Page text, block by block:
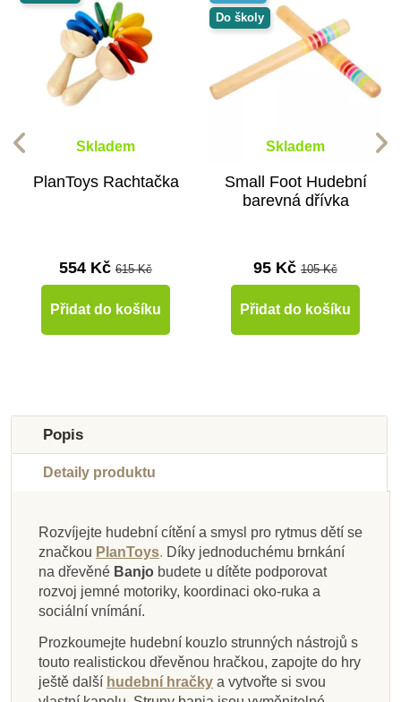
Skladem
PlanToys Rachtačka
554 Kč 615 Kč
Přidat do košíku
Do školy
Skladem
Small Foot Hudební
barevná dřívka
95 Kč 105 Kč
Přidat do košíku
Skladem
PlanToys Dešťová
hůlka
440 Kč489 Kč
Na dotaz
Goki Rolničky na
144 Kč160 Kč
Na dotaz
Bino Set 3 hudebních
nástrojů
409 Kč454 Kč
Výprodej
Skladem
Goki Duhový bubínek
599 Kč999 Kč
Do školy
Skladem
Small Foot Dřevěný
barevný xylofon
365 Kč406 Kč
Skladem
Goki Zvonky
1 284 Kč1 427 Kč
Do školy
Skladem
Small Foot Barevné
rumbakoule
260 Kč289 Kč
Skladem
PlanToys Rytmický
972 Kč1 080 Kč
Popis
Detaily produktu
Rozvíjejte hudební cítění a smysl pro rytmus dětí se
značkou PlanToys. Díky jednoduchému brnkání
na dřevěné Banjo budete u dítěte podporovat
rozvoj jemné motoriky, koordinaci oko-ruka a
sociální vnímání.
Prozkoumejte hudební kouzlo strunných nástrojů s
touto realistickou dřevěnou hračkou, zapojte do hry
ještě další hudební hračky a vytvořte si svou